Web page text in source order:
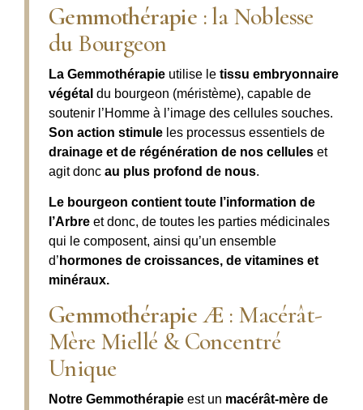
Gemmothérapie : la Noblesse
du Bourgeon
La Gemmothérapie utilise le tissu embryonnaire
végétal du bourgeon (méristème), capable de
soutenir l’Homme à l’image des cellules souches.
Son action stimule les processus essentiels de
drainage et de régénération de nos cellules et
agit donc au plus profond de nous.
Le bourgeon contient toute l’information de
l’Arbre et donc, de toutes les parties médicinales
qui le composent, ainsi qu’un ensemble
d’ hormones de croissances, de vitamines et
minéraux.
Gemmothérapie Æ : Macérât-
Mère Miellé & Concentré
Unique
Notre Gemmothérapie est un macérât-mère de